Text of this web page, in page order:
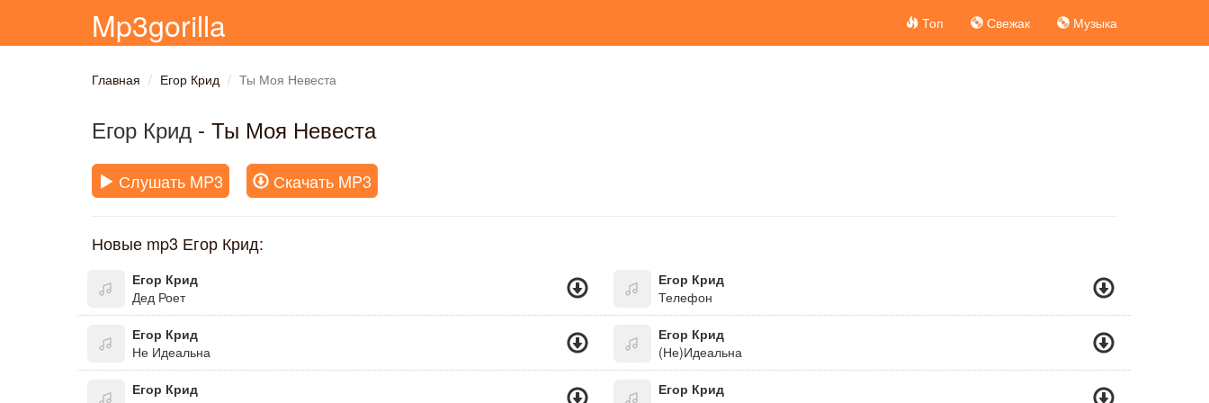
Mp3gorilla Топ Свежак Музыка
Главная Егор Крид Ты Моя Невеста
Егор Крид - Ты Моя Невеста
Слушать MP3 Скачать MP3
Новые mp3 Егор Крид:
Егор Крид
Дед Роет
Егор Крид
Телефон
Егор Крид
Не Идеальна
Егор Крид
(Не)Идеальна
Егор Крид
Егор Крид